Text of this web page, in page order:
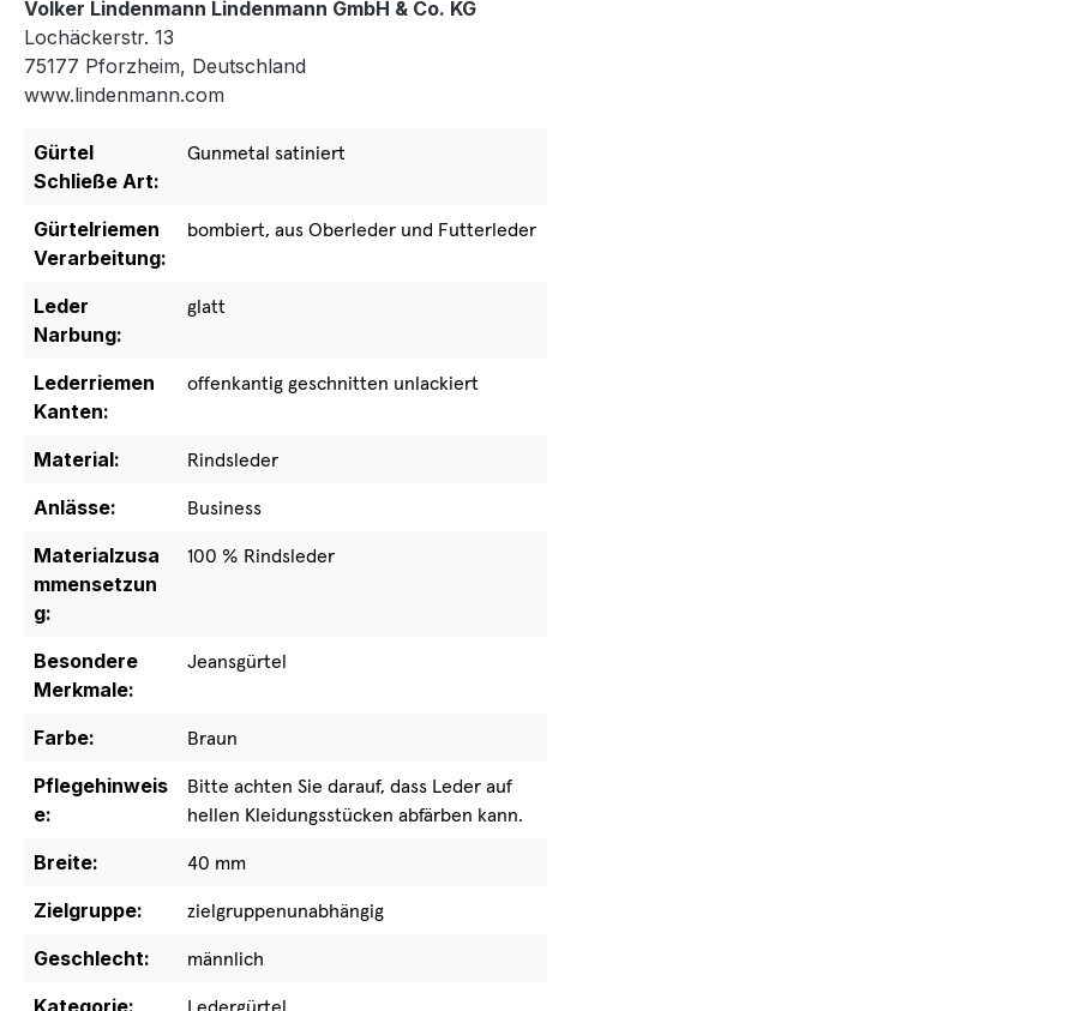
Volker Lindenmann Lindenmann GmbH & Co. KG
Lochäckerstr. 13
75177 Pforzheim, Deutschland
www.lindenmann.com
Gürtel
Schließe Art:
Gunmetal satiniert
Gürtelriemen
Verarbeitung:
bombiert, aus Oberleder und Futterleder
Leder
Narbung:
glatt
Lederriemen
Kanten:
offenkantig geschnitten unlackiert
Material:
Rindsleder
Anlässe:
Business
Materialzusa
mmensetzun
g:
100 % Rindsleder
Besondere
Merkmale:
Jeansgürtel
Farbe:
Braun
Pflegehinweis
e:
Bitte achten Sie darauf, dass Leder auf
hellen Kleidungsstücken abfärben kann.
Breite:
40 mm
Zielgruppe:
zielgruppenunabhängig
Geschlecht:
männlich
Kategorie:
Ledergürtel